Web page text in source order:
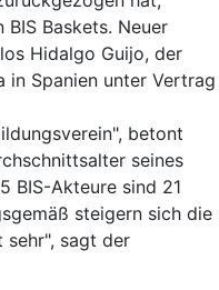
Baskets. Neuer
Hidalgo Guijo, der
in Spanien unter Vertrag
betont
seines
BIS-Akteure sind 21
steigern sich die
sehr", sagt der